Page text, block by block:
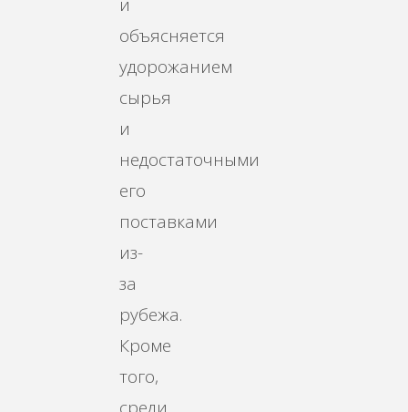
и
объясняется
удорожанием
сырья
и
недостаточными
его
поставками
из-
за
рубежа.
Кроме
того,